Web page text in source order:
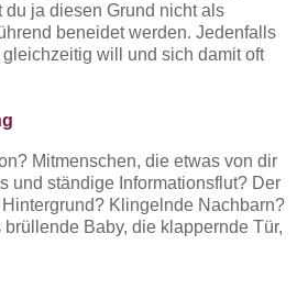
du ja diesen Grund nicht als
beneidet werden. Jedenfalls
will und sich damit oft
Mitmenschen, die etwas von dir
und ständige Informationsflut? Der
Klingelnde Nachbarn?
Baby, die klappernde Tür,